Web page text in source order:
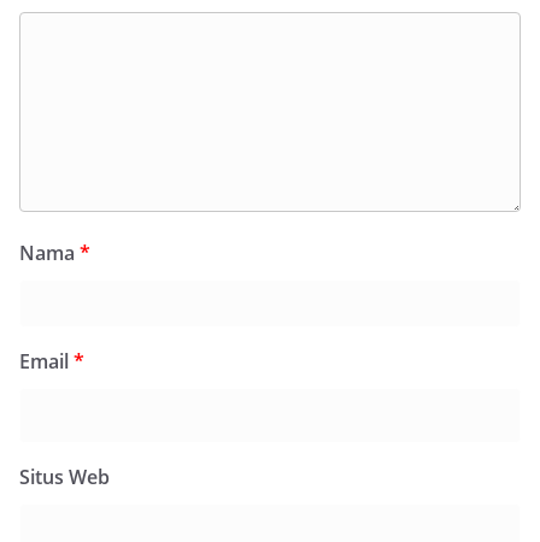
Nama *
Email*
Situs Web